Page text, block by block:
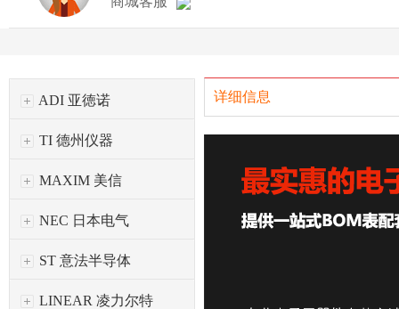
ADI 亚徳诺
TI 德州仪器
MAXIM 美信
NEC 日本电气
ST 意法半导体
LINEAR 凌力尔特
详细信息